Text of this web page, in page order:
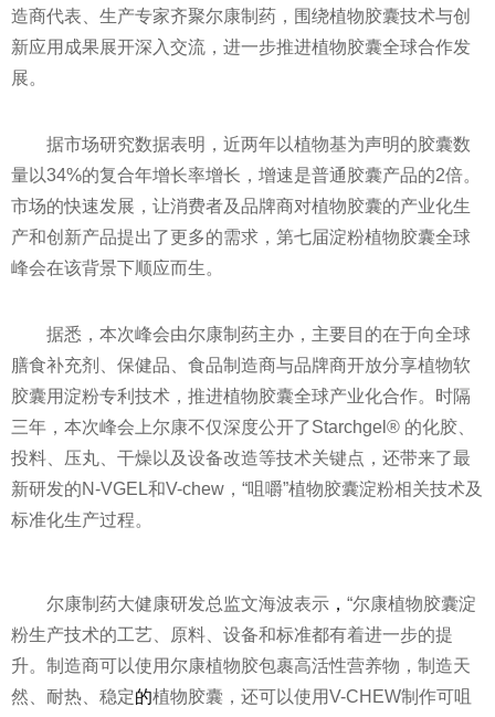
造商代表、生产专家齐聚尔康制药，围绕植物胶囊技术与创
新应用成果展开深入交流，进一步推进植物胶囊全球合作发
展。
据市场研究数据表明， 近两年以植物基为声明的胶囊数
量以34%的复合年增长率增长，增速是普通胶囊产品的2倍。
市场的快速发展，让消费者及品牌商对植物胶囊的产业化生
产和创新产品提出了更多的需求，第七届淀粉植物胶囊全球
峰会在该背景下顺应而生。
据悉，本次峰会由尔康制药主办，主要目的在于向全球
膳食补充剂、保健品、食品制造商与品牌商开放分享植物软
胶囊用淀粉专利技术，推进植物胶囊全球产业化合作。时隔
三年，本次峰会上尔康不仅深度公开了Starchgel® 的化胶、
投料、压丸、干燥以及设备改造等技术关键点，还带来了最
新研发的N-VGEL和V-chew，“咀嚼”植物胶囊淀粉相关技术及
标准化生产过程。
尔康制药大健康研发总监文海波表示 ， “尔康植物胶囊淀
粉生产技术的工艺、原料、设备和标准都有着进一步的提
升。制造商可以使用尔康植物胶包裹高活性营养物，制造天
然、耐热、稳定的植物胶囊，还可以使用V-CHEW制作可咀